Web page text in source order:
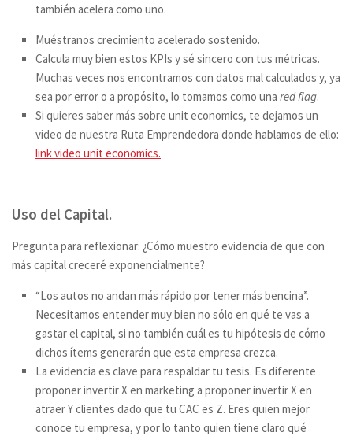
también acelera como uno.
Muéstranos crecimiento acelerado sostenido.
Calcula muy bien estos KPIs y sé sincero con tus métricas.
Muchas veces nos encontramos con datos mal calculados y, ya
sea por error o a propósito, lo tomamos como una red flag.
Si quieres saber más sobre unit economics, te dejamos un
video de nuestra Ruta Emprendedora donde hablamos de ello:
link video unit economics.
Uso del Capital.
Pregunta para reflexionar: ¿Cómo muestro evidencia de que con
más capital creceré exponencialmente?
“Los autos no andan más rápido por tener más bencina”.
Necesitamos entender muy bien no sólo en qué te vas a
gastar el capital, si no también cuál es tu hipótesis de cómo
dichos ítems generarán que esta empresa crezca.
La evidencia es clave para respaldar tu tesis. Es diferente
proponer invertir X en marketing a proponer invertir X en
atraer Y clientes dado que tu CAC es Z. Eres quien mejor
conoce tu empresa, y por lo tanto quien tiene claro qué